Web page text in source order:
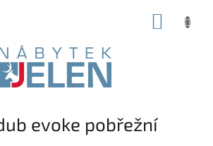
evoke pobřežní